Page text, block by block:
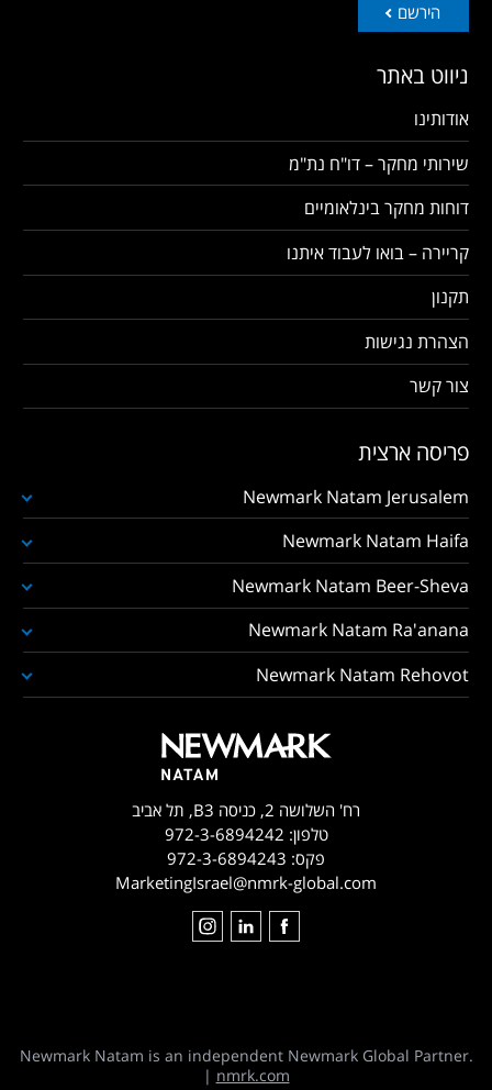
הירשם
ניווט באתר
אודותינו
שירותי מחקר – דו"ח נת"מ
דוחות מחקר בינלאומיים
קריירה – בואו לעבוד איתנו
תקנון
הצהרת נגישות
צור קשר
פריסה ארצית
Newmark Natam Jerusalem
Newmark Natam Haifa
Newmark Natam Beer-Sheva
Newmark Natam Ra'anana
Newmark Natam Rehovot
רח' השלושה 2, כניסה B3, תל אביב
טלפון: 972-3-6894242
פקס: 972-3-6894243
MarketingIsrael@nmrk-global.com
Newmark Natam is an independent Newmark Global Partner.
| nmrk.com